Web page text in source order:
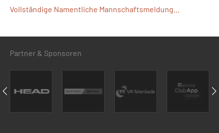
Vollständige Namentliche Mannschaftsmeldung...
Partner & Sponsoren